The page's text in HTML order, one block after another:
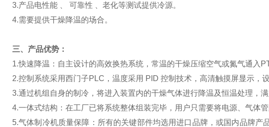
3.产品电性能 、 可靠性 、老化等测试提供冷源。
4.需要提供干燥降温的场合。
三、产品优势：
1.快速降温：自主设计的高效换热系统，常温的干燥压缩空气或氮气通入
2.控制系统采用西门子PLC，温度采用 PID 控制技术，高清触摸屏显示，
3.通过机组自身的制冷，将进入装置内的干燥气体进行降温及恒温处理，满
4.一体式结构：在工厂已将系统整体组装完毕，用户只需要将电源、气体
5.气体制冷机质量保障：所有的关键部件均选用进口品牌，或国内品牌